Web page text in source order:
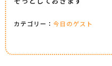
カテゴリー： 今日のゲスト